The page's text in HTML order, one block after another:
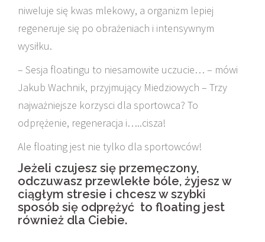
niweluje się kwas mlekowy, a organizm lepiej
regeneruje się po obrażeniach i intensywnym
wysiłku.
– Sesja floatingu to niesamowite uczucie… – mówi
Jakub Wachnik, przyjmujący Miedziowych – Trzy
najważniejsze korzysci dla sportowca? To
odprężenie, regeneracja i…..cisza!
Ale floating jest nie tylko dla sportowców!
Jeżeli czujesz się przemęczony,
odczuwasz przewlekłe bóle, żyjesz w
ciągłym stresie i chcesz w szybki
sposób się odprężyć to floating jest
również dla Ciebie.